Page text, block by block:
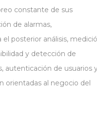
constante de sus
de alarmas,
posterior análisis,
y detección de
autenticación de usuarios
orientadas al negocio del